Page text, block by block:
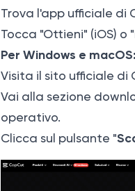
Trova l'app ufficiale di
Tocca "Ottieni" (iOS)
Per Windows e macOS:
Visita il sito ufficiale di
Vai alla sezione
operativo.
Clicca sul pulsante "